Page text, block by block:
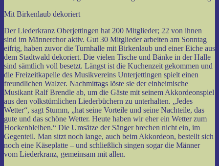
Mit Birkenlaub dekoriert
Der Liederkranz Oberjettingen hat 200 Mitglieder; 22 von ihnen
sind im Männerchor aktiv. Gut 30 Mitglieder arbeiten am Sonntag
eifrig, haben zuvor die Turnhalle mit Birkenlaub und einer Eiche aus
dem Stadtwald dekoriert. Die vielen Tische und Bänke in der Halle
sind sämtlich voll besetzt. Längst ist die Kuchenzeit gekommen und
die Freizeitkapelle des Musikvereins Unterjettingen spielt einen
freundlichen Walzer. Nachmittags löste sie der einheimische
Musikant Ralf Brendle ab, um die Gäste mit seinem Akkordeonspiel
aus den volkstümlichen Liederbüchern zu unterhalten. „Jedes
Wetter“, sagt Stumm, „hat seine Vorteile und seine Nachteile, das
gute und das schöne Wetter. Heute haben wir eher ein Wetter zum
Hockenbleiben.“ Die Umsätze der Sänger brechen nicht ein, im
Gegenteil. Man sitzt noch lange, auch beim Akkordeon, bestellt sich
noch eine Käseplatte – und schließlich singen sogar die Männer
vom Liederkranz, gemeinsam mit allen.